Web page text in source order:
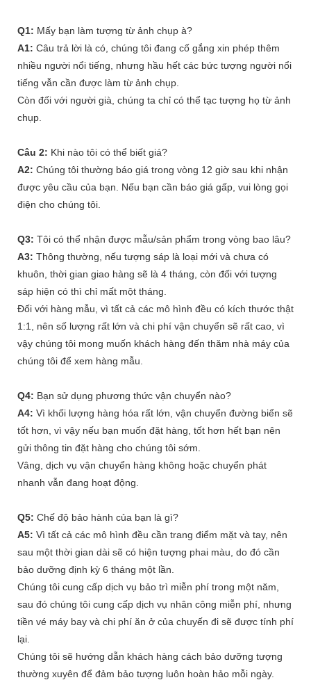
Q1: Mấy bạn làm tượng từ ảnh chụp à?
A1: Câu trả lời là có, chúng tôi đang cố gắng xin phép thêm
nhiều người nổi tiếng, nhưng hầu hết các bức tượng người nổi
tiếng vẫn cần được làm từ ảnh chụp.
Còn đối với người già, chúng ta chỉ có thể tạc tượng họ từ ảnh
chụp.
Câu 2: Khi nào tôi có thể biết giá?
A2: Chúng tôi thường báo giá trong vòng 12 giờ sau khi nhận
được yêu cầu của bạn. Nếu bạn cần báo giá gấp, vui lòng gọi
điện cho chúng tôi.
Q3: Tôi có thể nhận được mẫu/sản phẩm trong vòng bao lâu?
A3: Thông thường, nếu tượng sáp là loại mới và chưa có
khuôn, thời gian giao hàng sẽ là 4 tháng, còn đối với tượng
sáp hiện có thì chỉ mất một tháng.
Đối với hàng mẫu, vì tất cả các mô hình đều có kích thước thật
1:1, nên số lượng rất lớn và chi phí vận chuyển sẽ rất cao, vì
vậy chúng tôi mong muốn khách hàng đến thăm nhà máy của
chúng tôi để xem hàng mẫu.
Q4: Bạn sử dụng phương thức vận chuyển nào?
A4: Vì khối lượng hàng hóa rất lớn, vận chuyển đường biển sẽ
tốt hơn, vì vậy nếu bạn muốn đặt hàng, tốt hơn hết bạn nên
gửi thông tin đặt hàng cho chúng tôi sớm.
Vâng, dịch vụ vận chuyển hàng không hoặc chuyển phát
nhanh vẫn đang hoạt động.
Q5: Chế độ bảo hành của bạn là gì?
A5: Vì tất cả các mô hình đều cần trang điểm mặt và tay, nên
sau một thời gian dài sẽ có hiện tượng phai màu, do đó cần
bảo dưỡng định kỳ 6 tháng một lần.
Chúng tôi cung cấp dịch vụ bảo trì miễn phí trong một năm,
sau đó chúng tôi cung cấp dịch vụ nhân công miễn phí, nhưng
tiền vé máy bay và chi phí ăn ở của chuyến đi sẽ được tính phí
lại.
Chúng tôi sẽ hướng dẫn khách hàng cách bảo dưỡng tượng
thường xuyên để đảm bảo tượng luôn hoàn hảo mỗi ngày.